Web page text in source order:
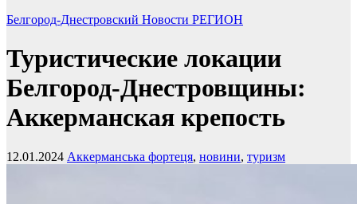
Белгород-Днестровский Новости РЕГИОН
Туристические локации
Белгород-Днестровщины:
Аккерманская крепость
12.01.2024 Аккерманська фортеця, новини, туризм